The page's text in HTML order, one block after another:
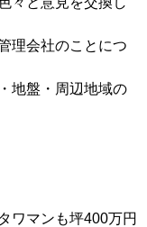
理会社のことにつ
地盤・周辺地域の
ワマンも坪400万円